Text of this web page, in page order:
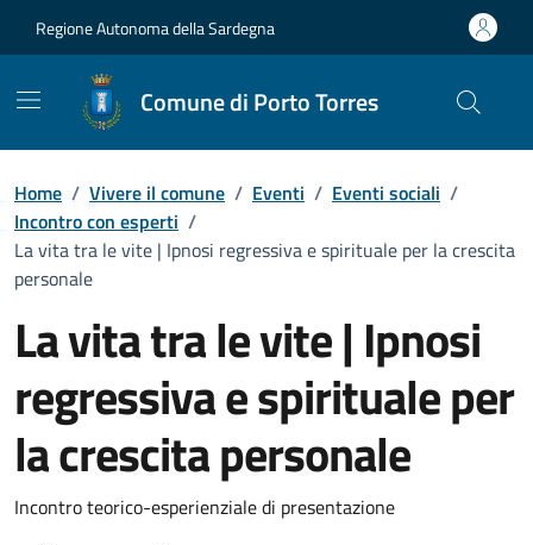
Regione Autonoma della Sardegna
Comune di Porto Torres
Home / Vivere il comune / Eventi / Eventi sociali /
Incontro con esperti /
La vita tra le vite | Ipnosi regressiva e spirituale per la crescita
personale
La vita tra le vite | Ipnosi
regressiva e spirituale per
la crescita personale
Dettaglio dell'evento
Incontro teorico-esperienziale di presentazione